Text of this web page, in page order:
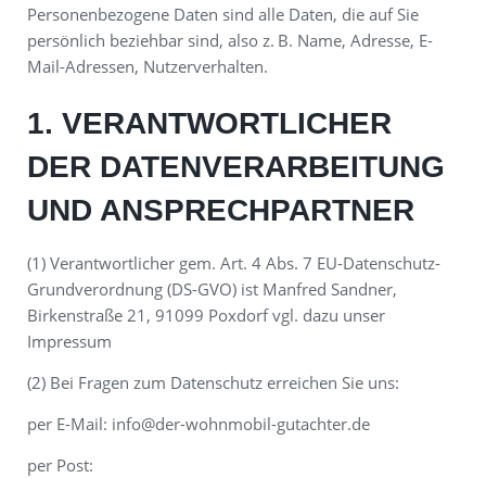
Personenbezogene Daten sind alle Daten, die auf Sie
persönlich beziehbar sind, also z. B. Name, Adresse, E-
Mail-Adressen, Nutzerverhalten.
1. VERANTWORTLICHER
DER DATENVERARBEITUNG
UND ANSPRECHPARTNER
(1) Verantwortlicher gem. Art. 4 Abs. 7 EU-Datenschutz-
Grundverordnung (DS-GVO) ist Manfred Sandner,
Birkenstraße 21, 91099 Poxdorf vgl. dazu unser
Impressum
(2) Bei Fragen zum Datenschutz erreichen Sie uns:
per E-Mail: info@der-wohnmobil-gutachter.de
per Post: